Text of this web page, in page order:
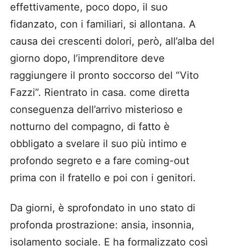
effettivamente, poco dopo, il suo
fidanzato, con i familiari, si allontana. A
causa dei crescenti dolori, però, all’alba del
giorno dopo, l’imprenditore deve
raggiungere il pronto soccorso del “Vito
Fazzi”. Rientrato in casa. come diretta
conseguenza dell’arrivo misterioso e
notturno del compagno, di fatto è
obbligato a svelare il suo più intimo e
profondo segreto e a fare coming-out
prima con il fratello e poi con i genitori.
Da giorni, è sprofondato in uno stato di
profonda prostrazione: ansia, insonnia,
isolamento sociale. E ha formalizzato così